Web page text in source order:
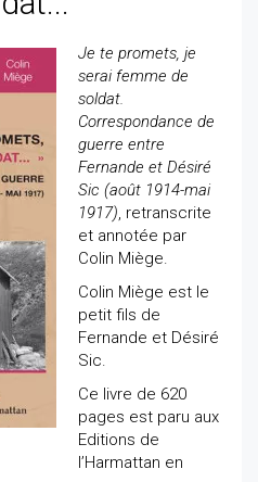
Je te promets, je
serai femme de
soldat.
Correspondance de
guerre entre
Fernande et Désiré
Sic (août 1914-mai
1917), retranscrite
et annotée par
Colin Miège.
Colin Miège est le
petit fils de
Fernande et Désiré
Sic.
Ce livre de 620
pages est paru aux
Editions de
l’Harmattan en